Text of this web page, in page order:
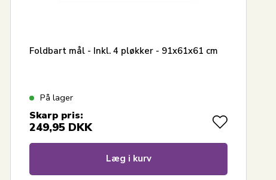
Foldbart mål - Inkl. 4 pløkker - 91x61x61 cm
På lager
Skarp pris:
249,95 DKK
Læg i kurv